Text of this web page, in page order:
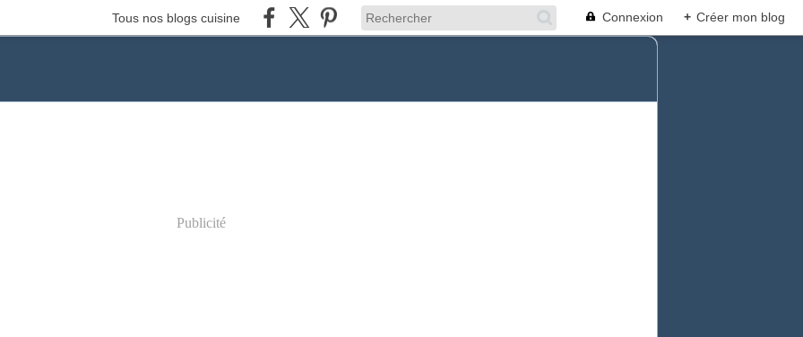
Tous nos blogs cuisine Connexion + Créer mon blog
Publicité